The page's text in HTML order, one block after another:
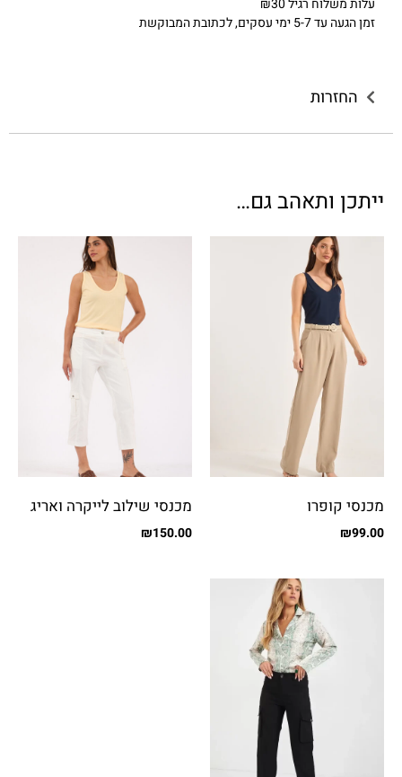
זמן הגעה עד 5-7 ימי עסקים, לכתובת המבוקשת
החזרות
ייתכן ותאהב גם…
מכנסי קופרו
₪99.00
מכנסי שילוב לייקרה ואריג
עם כיסים
₪150.00